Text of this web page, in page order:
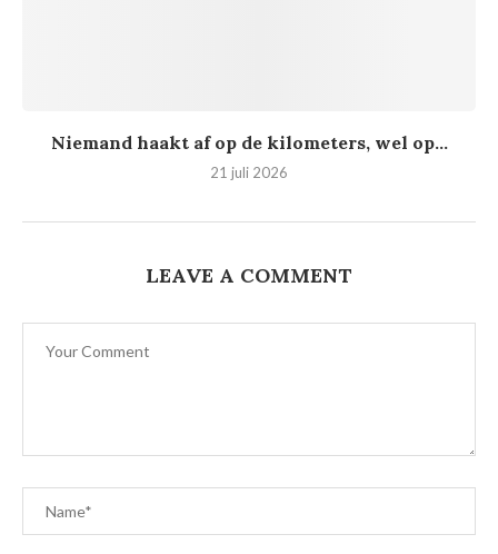
Niemand haakt af op de kilometers, wel op...
21 juli 2026
LEAVE A COMMENT